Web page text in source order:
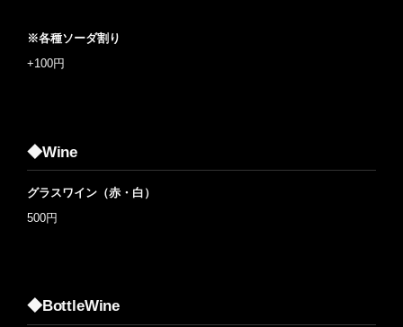
※各種ソーダ割り
+100円
◆Wine
グラスワイン（赤・白）
500円
◆BottleWine